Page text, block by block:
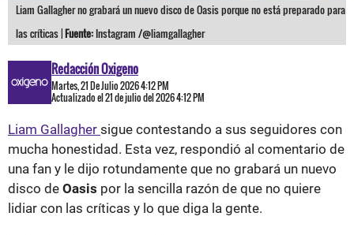
Liam Gallagher no grabará un nuevo disco de Oasis porque no está preparado para
las críticas |Fuente: Instagram /@liamgallagher
Redacción Oxigeno
Martes, 21 De Julio 2026 4:12 PM
Actualizado el 21 de julio del 2026 4:12 PM
Liam Gallagher sigue contestando a sus seguidores con
mucha honestidad. Esta vez, respondió al comentario de
una fan y le dijo rotundamente que no grabará un nuevo
disco de Oasis por la sencilla razón de que no quiere
lidiar con las críticas y lo que diga la gente.